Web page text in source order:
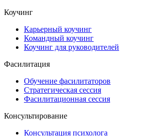
Коучинг
Карьерный коучинг
Командный коучинг
Коучинг для руководителей
Фасилитация
Обучение фасилитаторов
Стратегическая сессия
Фасилитационная сессия
Консультирование
Консультация психолога